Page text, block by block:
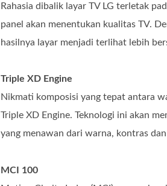
Rahasia dibalik layar TV LG terletak
panel akan menentukan kualitas TV.
hasilnya layar menjadi terlihat lebih
Triple XD Engine
Nikmati komposisi yang tepat antara
Triple XD Engine. Teknologi ini akan
yang menawan dari warna, kontras
MCI 100